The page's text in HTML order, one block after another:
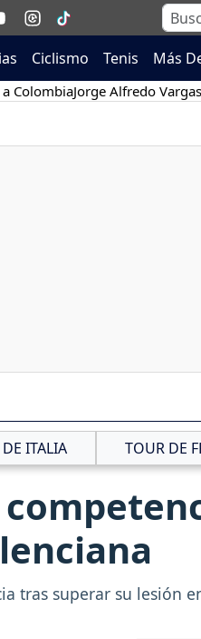
Ciclismo Tenis Más
ColombiaJorge Alfredo Vargas
ITALIA TOUR DE
tras superar su lesión